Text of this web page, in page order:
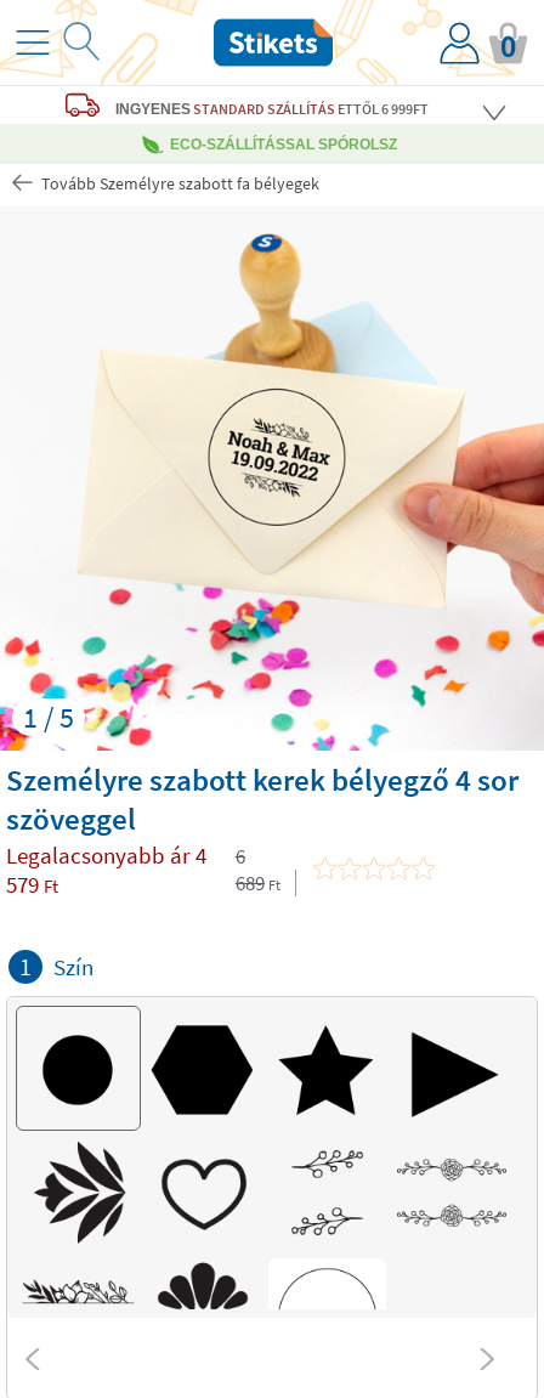
0
INGYENESSTANDARD SZÁLLÍTÁS ETTŐL 6 999FT
ECO-SZÁLLÍTÁSSAL SPÓROLSZ
Tovább Személyre szabott fa bélyegek
1 / 5
Személyre szabott kerek bélyegző 4 sor
szöveggel
Legalacsonyabb ár4
579 Ft
6
689 Ft
1 Szín